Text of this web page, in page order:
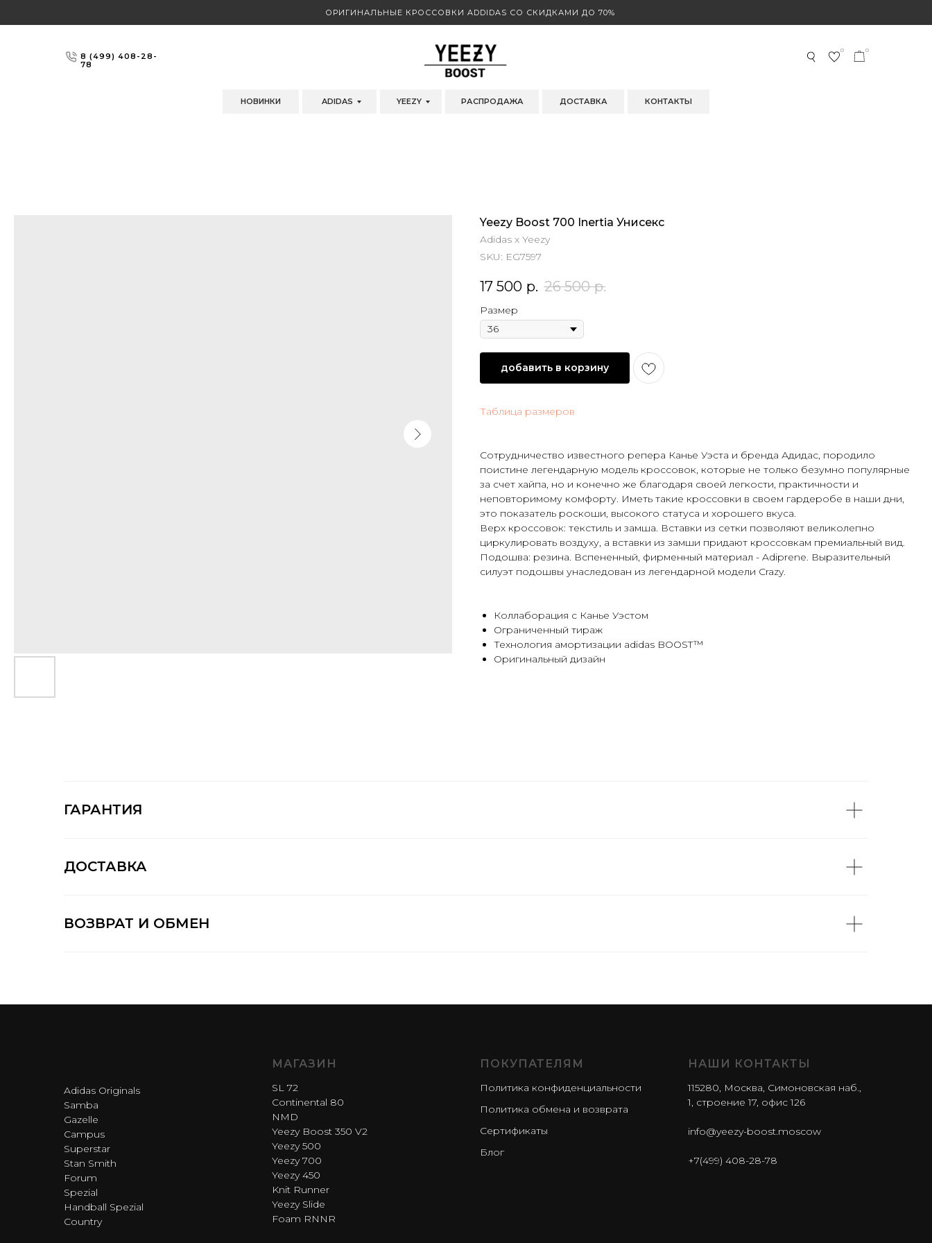
8 (499) 408-28-
78
0
0
НОВИНКИ ADIDAS YEEZY РАСПРОДАЖА ДОСТАВКА КОНТАКТЫ
ОРИГИНАЛЬНЫЕ КРОССОВКИ ADDIDAS СО СКИДКАМИ ДО 70%
Yeezy Boost 700 Inertia Унисекс
Adidas x Yeezy
SKU: EG7597
17 500 р. 26 500 р.
Размер
добавить в корзину
Таблица размеров
Сотрудничество известного репера Канье Уэста и бренда Адидас, породило
поистине легендарную модель кроссовок, которые не только безумно популярные
за счет хайпа, но и конечно же благодаря своей легкости, практичности и
неповторимому комфорту. Иметь такие кроссовки в своем гардеробе в наши дни,
это показатель роскоши, высокого статуса и хорошего вкуса.
Верх кроссовок: текстиль и замша. Вставки из сетки позволяют великолепно
циркулировать воздуху, а вставки из замши придают кроссовкам премиальный вид.
Подошва: резина. Вспененный, фирменный материал - Adiprene. Выразительный
силуэт подошвы унаследован из легендарной модели Crazy.
Коллаборация с Канье Уэстом
Ограниченный тираж
Технология амортизации adidas BOOST™
Оригинальный дизайн
ГАРАНТИЯ
ДОСТАВКА
ВОЗВРАТ И ОБМЕН
Adidas Originals
Samba
Gazelle
Campus
Superstar
Stan Smith
Forum
Spezial
Handball Spezial
Country
МАГАЗИН
SL 72
Continental 80
NMD
Yeezy Boost 350 V2
Yeezy 500
Yeezy 700
Yeezy 450
Knit Runner
Yeezy Slide
Foam RNNR
ПОКУПАТЕЛЯМ
Политика конфиденциальности
Политика обмена и возврата
Сертификаты
Блог
НАШИ КОНТАКТЫ
115280, Москва, Симоновская наб.,
1, строение 17, офис 126
info@yeezy-boost.moscow
+7(499) 408-28-78